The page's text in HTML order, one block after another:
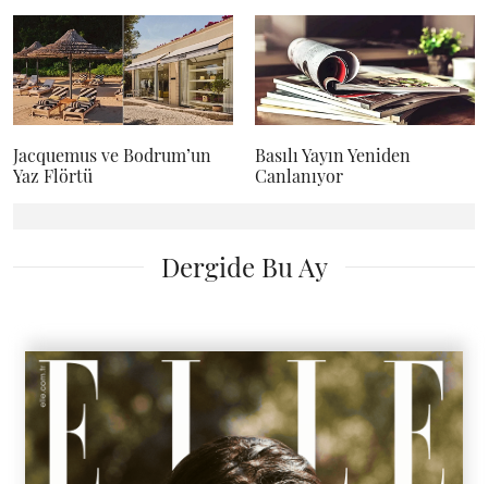
Jacquemus ve Bodrum’un
Yaz Flörtü
Basılı Yayın Yeniden
Canlanıyor
Dergide Bu Ay